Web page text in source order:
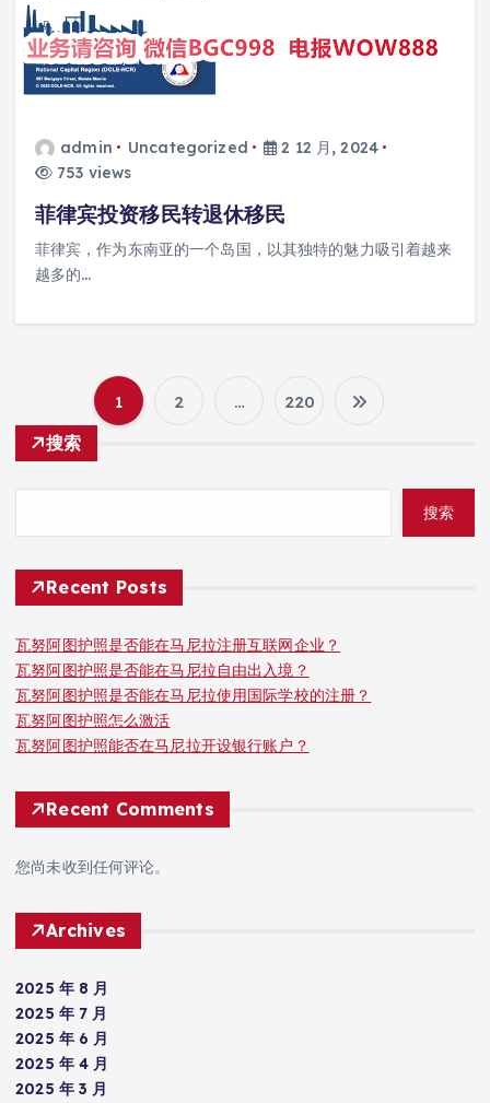
admin Uncategorized
2 12 月, 2024
753 views
菲律宾投资移民转退休移民
菲律宾，作为东南亚的一个岛国，以其独特的魅力吸引着越来
越多的…
文
章
分
1 2 … 220
搜索
搜索
Recent Posts
瓦努阿图护照是否能在马尼拉注册互联网企业？
瓦努阿图护照是否能在马尼拉自由出入境？
瓦努阿图护照是否能在马尼拉使用国际学校的注册？
瓦努阿图护照怎么激活
瓦努阿图护照能否在马尼拉开设银行账户？
Recent Comments
您尚未收到任何评论。
Archives
2025 年 8 月
2025 年 7 月
2025 年 6 月
2025 年 4 月
2025 年 3 月